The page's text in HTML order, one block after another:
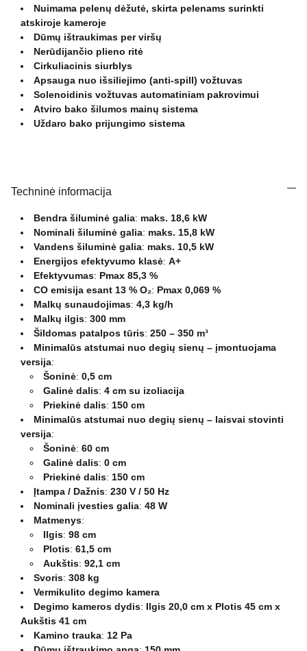
Nuimama pelenų dėžutė, skirta pelenams surinkti
atskiroje kameroje
Dūmų ištraukimas per viršų
Nerūdijančio plieno ritė
Cirkuliacinis siurblys
Apsauga nuo išsiliejimo (anti-spill) vožtuvas
Solenoidinis vožtuvas automatiniam pakrovimui
Atviro bako šilumos mainų sistema
Uždaro bako prijungimo sistema
Techninė informacija
Bendra šiluminė galia: maks. 18,6 kW
Nominali šiluminė galia: maks. 15,8 kW
Vandens šiluminė galia: maks. 10,5 kW
Energijos efektyvumo klasė: A+
Efektyvumas: Pmax 85,3 %
CO emisija esant 13 % O₂: Pmax 0,069 %
Malkų sunaudojimas: 4,3 kg/h
Malkų ilgis: 300 mm
Šildomas patalpos tūris: 250 – 350 m³
Minimalūs atstumai nuo degių sienų – įmontuojama
versija:
Šoninė: 0,5 cm
Galinė dalis: 4 cm su izoliacija
Priekinė dalis: 150 cm
Minimalūs atstumai nuo degių sienų – laisvai stovinti
versija:
Šoninė: 60 cm
Galinė dalis: 0 cm
Priekinė dalis: 150 cm
Įtampa / Dažnis: 230 V / 50 Hz
Nominali įvesties galia: 48 W
Matmenys:
Ilgis: 98 cm
Plotis: 61,5 cm
Aukštis: 92,1 cm
Svoris: 308 kg
Vermikulito degimo kamera
Degimo kameros dydis: Ilgis 20,0 cm x Plotis 45 cm x
Aukštis 41 cm
Kamino trauka: 12 Pa